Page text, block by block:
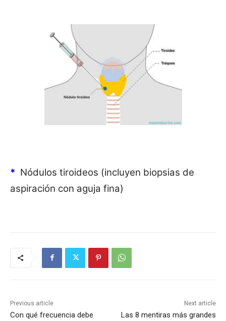
* Nódulos tiroideos (incluyen biopsias de
aspiración con aguja fina)
Previous article
Con qué frecuencia debe
Next article
Las 8 mentiras más grandes